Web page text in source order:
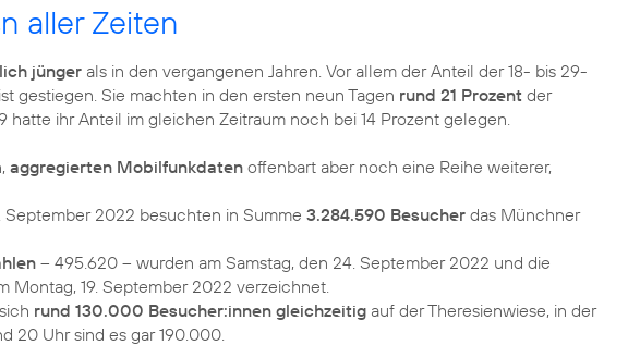
aller Zeiten
jünger als in den vergangenen Jahren. Vor allem der Anteil der 18- bis 29-
gestiegen. Sie machten in den ersten neun Tagen rund 21 Prozent der
hatte ihr Anteil im gleichen Zeitraum noch bei 14 Prozent gelegen.
aggregierten Mobilfunkdaten offenbart aber noch eine Reihe weiterer,
September 2022 besuchten in Summe 3.284.590 Besucher das Münchner
– 495.620 – wurden am Samstag, den 24. September 2022 und die
rund 130.000 Besucher:innen gleichzeitig auf der Theresienwiese, in der